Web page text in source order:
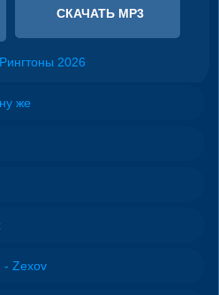
СКАЧАТЬ MP3
2026
же
- Zexov